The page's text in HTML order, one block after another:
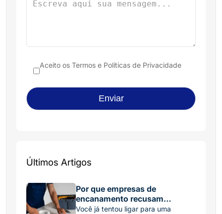
Aceito os Termos e Políticas de Privacidade
Últimos Artigos
Por que empresas de
encanamento recusam
pequenos serviços?
Você já tentou ligar para uma